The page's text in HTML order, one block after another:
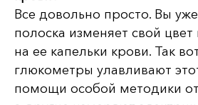
Все довольно просто. Вы уже
полоска изменяет свой
на ее капельки крови. Так
глюкометры улавливают
помощи особой методики